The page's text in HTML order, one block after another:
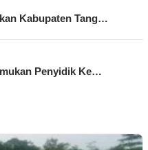
Kabupaten Tang…
Penyidik Ke…